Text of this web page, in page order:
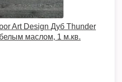
Art Design Дуб Thunder
маслом, 1 м.кв.